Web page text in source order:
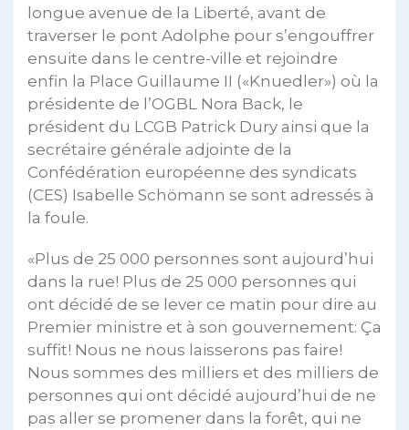
longue avenue de la Liberté, avant de
traverser le pont Adolphe pour s’engouffrer
ensuite dans le centre-ville et rejoindre
enfin la Place Guillaume II («Knuedler») où la
présidente de l’OGBL Nora Back, le
président du LCGB Patrick Dury ainsi que la
secrétaire générale adjointe de la
Confédération européenne des syndicats
(CES) Isabelle Schömann se sont adressés à
la foule.
«Plus de 25 000 personnes sont aujourd’hui
dans la rue! Plus de 25 000 personnes qui
ont décidé de se lever ce matin pour dire au
Premier ministre et à son gouvernement: Ça
suffit! Nous ne nous laisserons pas faire!
Nous sommes des milliers et des milliers de
personnes qui ont décidé aujourd’hui de ne
pas aller se promener dans la forêt, qui ne